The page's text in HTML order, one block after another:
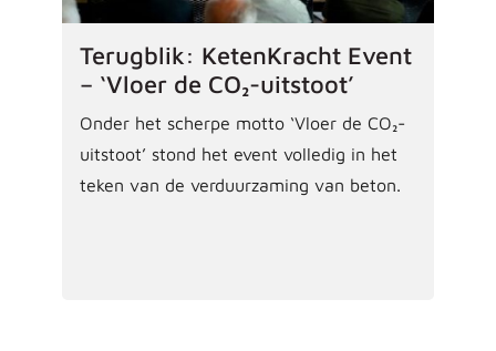
Terugblik: KetenKracht Event
– ‘Vloer de CO₂-uitstoot’
Onder het scherpe motto ‘Vloer de CO₂-
uitstoot’ stond het event volledig in het
teken van de verduurzaming van beton.